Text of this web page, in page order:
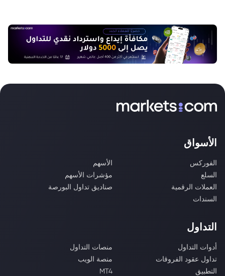
الأسواق
الفوركس
الأسهم
السلع
مؤشرات الأسهم
العملات الرقمية
صناديق تداول البورصة
السندات
التداول
أدوات التداول
منصات التداول
تداول عقود الفروقات
منصة الويب
التطبيق
MT4